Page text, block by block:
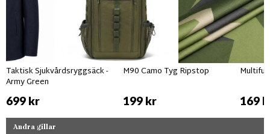
Taktisk Sjukvårdsryggsäck -
Army Green
699 kr
M90 Camo Tyg Ripstop
199 kr 169
Andra gillar